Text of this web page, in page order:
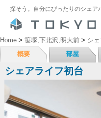
探そう。自分にぴったりのシェア
Home > 笹塚,下北沢,明大前 > シ
概要
部屋
シェアライフ初台